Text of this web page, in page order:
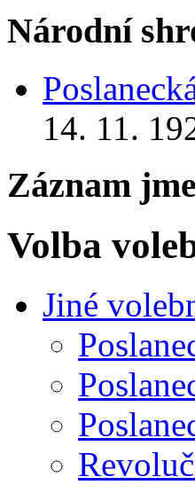
Národní
14. 11.
Záznam
Volba
Jiné